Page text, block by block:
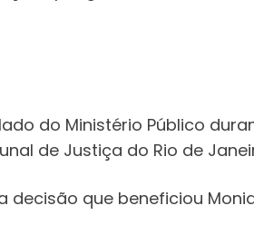
do Ministério Público
de Justiça do Rio de
que beneficiou